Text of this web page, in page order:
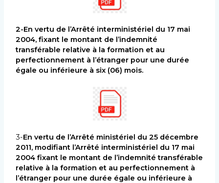
2-En vertu de l’Arrêté interministériel du 17 mai
2004, fixant le montant de l’indemnité
transférable relative à la formation et au
perfectionnement à l’étranger pour une durée
égale ou inférieure à six (06) mois.
3-En vertu de l’Arrêté ministériel du 25 décembre
2011, modifiant l’Arrêté interministériel du 17 mai
2004 fixant le montant de l’indemnité transférable
relative à la formation et au perfectionnement à
l’étranger pour une durée égale ou inférieure à